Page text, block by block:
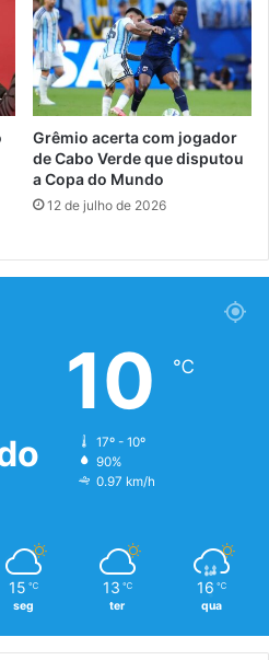
Grêmio acerta com jogador
de Cabo Verde que disputou
a Copa do Mundo
12 de julho de 2026
10 ℃
17º - 10º
90%
0.97 km/h
15 ℃
seg
13 ℃
ter
16 ℃
qua